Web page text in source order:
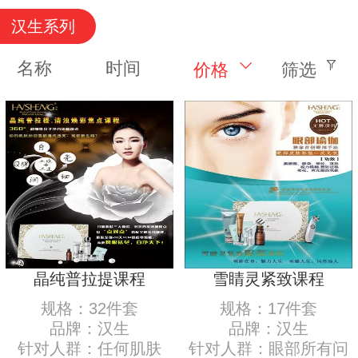
汉生系列
名称 时间 价格 筛选
晶纯普拉提课程
规格：32件套
品牌：汉生
针对人群：任何肌肤
雪睛灵紧致课程
规格：17件套
品牌：汉生
针对人群：眼部所有问